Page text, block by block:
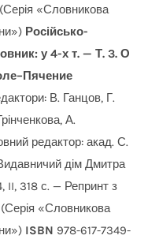
«Словникова
Російсько-
у 4-х т. — Т. 3. О
В. Ганцов, Г.
А.
редактор: акад. С.
дім Дмитра
II, 318 с. — Репринт з
«Словникова
ISBN 978-617-7349-